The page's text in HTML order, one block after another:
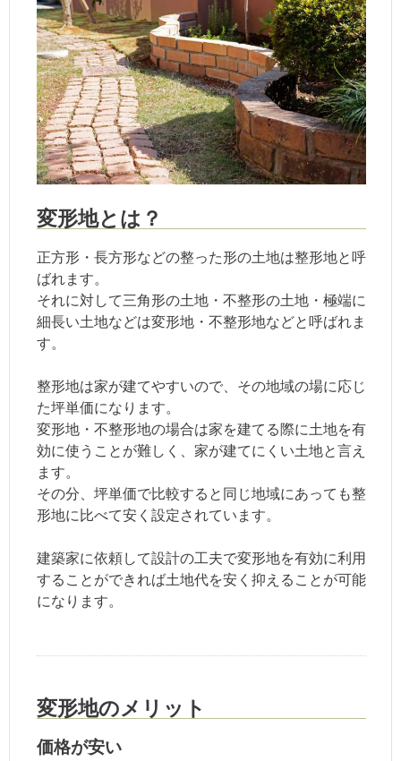
変形地とは？
正方形・長方形などの整った形の土地は整形地と呼
ばれます。
それに対して三角形の土地・不整形の土地・極端に
細長い土地などは変形地・不整形地などと呼ばれま
す。
整形地は家が建てやすいので、その地域の場に応じ
た坪単価になります。
変形地・不整形地の場合は家を建てる際に土地を有
効に使うことが難しく、家が建てにくい土地と言え
ます。
その分、坪単価で比較すると同じ地域にあっても整
形地に比べて安く設定されています。
建築家に依頼して設計の工夫で変形地を有効に利用
することができれば土地代を安く抑えることが可能
になります。
変形地のメリット
価格が安い